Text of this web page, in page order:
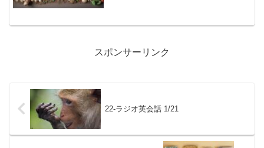
スポンサーリンク
22-ラジオ英会話 1/21